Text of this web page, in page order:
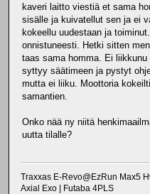
kaveri laitto viestiä et sama
sisälle ja kuivatellut sen ja ei
kokeellu uudestaan ja
onnistuneesti. Hetki sitten
taas sama homma. Ei
syttyy säätimeen ja pystyt
mutta ei liiku. Moottoria
samantien.
Onko nää ny niitä
uutta tilalle?
Traxxas E-Revo@EzRun Max5
Axial Exo | Futaba 4PLS